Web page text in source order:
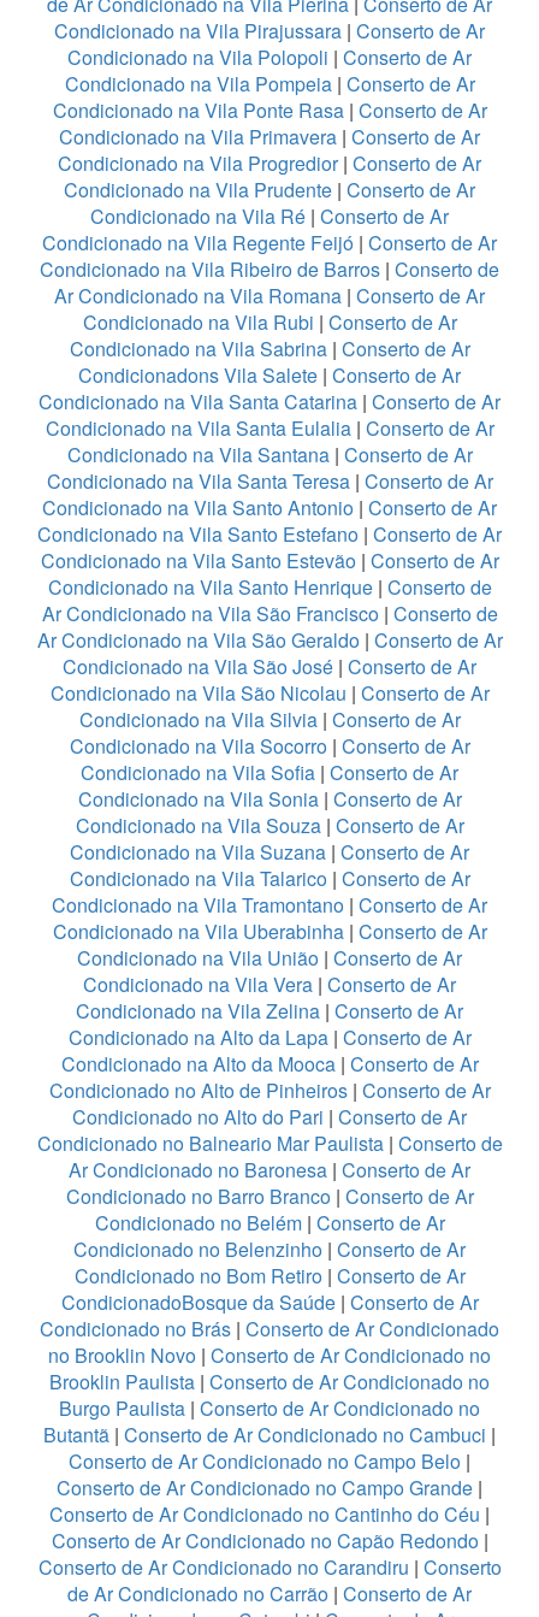
Condicionado na Vila Pirajussara | Conserto de Ar
Condicionado na Vila Polopoli | Conserto de Ar
Condicionado na Vila Pompeia| Conserto de Ar
Condicionado na Vila Ponte Rasa| Conserto de Ar
Condicionado na Vila Primavera | Conserto de Ar
Condicionado na Vila Progredior| Conserto de Ar
Condicionado na Vila Prudente | Conserto de Ar
Condicionado na Vila Ré | Conserto de Ar
Condicionado na Vila Regente Feijó | Conserto de Ar
Condicionado na Vila Ribeiro de Barros | Conserto de
Ar Condicionado na Vila Romana | Conserto de Ar
Condicionado na Vila Rubi | Conserto de Ar
Condicionado na Vila Sabrina| Conserto de Ar
Condicionadons Vila Salete | Conserto de Ar
Condicionado na Vila Santa Catarina | Conserto de Ar
Condicionado na Vila Santa Eulalia| Conserto de Ar
Condicionado na Vila Santana| Conserto de Ar
Condicionado na Vila Santa Teresa| Conserto de Ar
Condicionado na Vila Santo Antonio | Conserto de Ar
Condicionado na Vila Santo Estefano | Conserto de Ar
Condicionado na Vila Santo Estevão| Conserto de Ar
Condicionado na Vila Santo Henrique| Conserto de
Ar Condicionado na Vila São Francisco| Conserto de
Ar Condicionado na Vila São Geraldo| Conserto de Ar
Condicionado na Vila São José | Conserto de Ar
Condicionado na Vila São Nicolau | Conserto de Ar
Condicionado na Vila Silvia| Conserto de Ar
Condicionado na Vila Socorro| Conserto de Ar
Condicionado na Vila Sofia | Conserto de Ar
Condicionado na Vila Sonia| Conserto de Ar
Condicionado na Vila Souza| Conserto de Ar
Condicionado na Vila Suzana | Conserto de Ar
Condicionado na Vila Talarico| Conserto de Ar
Condicionado na Vila Tramontano | Conserto de Ar
Condicionado na Vila Uberabinha| Conserto de Ar
Condicionado na Vila União | Conserto de Ar
Condicionado na Vila Vera | Conserto de Ar
Condicionado na Vila Zelina | Conserto de Ar
Condicionado na Alto da Lapa| Conserto de Ar
Condicionado na Alto da Mooca| Conserto de Ar
Condicionado no Alto de Pinheiros| Conserto de Ar
Condicionado no Alto do Pari | Conserto de Ar
Condicionado no Balneario Mar Paulista| Conserto de
Ar Condicionado no Baronesa | Conserto de Ar
Condicionado no Barro Branco| Conserto de Ar
Condicionado no Belém| Conserto de Ar
Condicionado no Belenzinho | Conserto de Ar
Condicionado no Bom Retiro| Conserto de Ar
CondicionadoBosque da Saúde| Conserto de Ar
Condicionado no Brás | Conserto de Ar Condicionado
no Brooklin Novo | Conserto de Ar Condicionado no
Brooklin Paulista | Conserto de Ar Condicionado no
Burgo Paulista | Conserto de Ar Condicionado no
Butantã | Conserto de Ar Condicionado no Cambuci |
Conserto de Ar Condicionado no Campo Belo |
Conserto de Ar Condicionado no Campo Grande |
Conserto de Ar Condicionado no Cantinho do Céu |
Conserto de Ar Condicionado no Capão Redondo|
Conserto de Ar Condicionado no Carandiru | Conserto
de Ar Condicionado no Carrão | Conserto de Ar